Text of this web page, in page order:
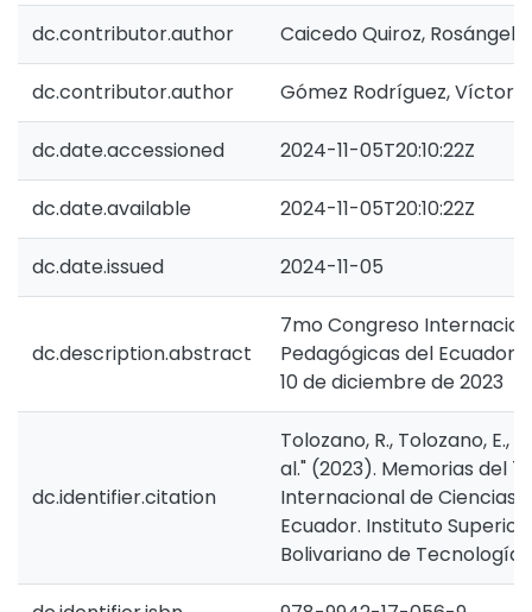
dc.contributor.author Caicedo Quiroz, Rosángela
dc.contributor.author Gómez Rodríguez, Víctor
dc.date.accessioned 2024-11-05T20:10:22Z
dc.date.available 2024-11-05T20:10:22Z
dc.date.issued 2024-11-05
dc.description.abstract
7mo Congreso
Pedagógicas del Ecuador
10 de diciembre de 2023
dc.identifier.citation
Tolozano, R., Tolozano, E.,
al." (2023). Memorias del
Internacional de Ciencias
Ecuador. Instituto
Bolivariano de Tecnología.